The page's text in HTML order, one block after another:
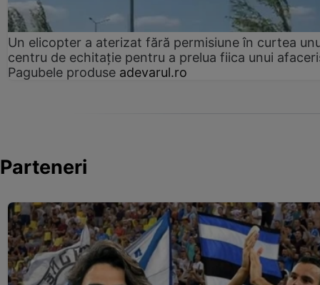
Un elicopter a aterizat fără permisiune în curtea
centru de echitație pentru a prelua fiica unui
Pagubele produse adevarul.ro
Parteneri